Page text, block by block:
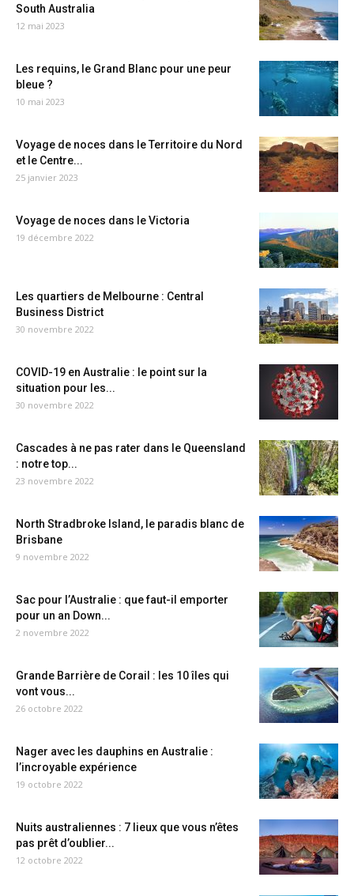
South Australia
12 mai 2023
Les requins, le Grand Blanc pour une peur
bleue ?
10 mai 2023
Voyage de noces dans le Territoire du Nord
et le Centre...
25 janvier 2023
Voyage de noces dans le Victoria
19 décembre 2022
Les quartiers de Melbourne : Central
Business District
30 novembre 2022
COVID-19 en Australie : le point sur la
situation pour les...
30 novembre 2022
Cascades à ne pas rater dans le Queensland
: notre top...
23 novembre 2022
North Stradbroke Island, le paradis blanc de
Brisbane
9 novembre 2022
Sac pour l’Australie : que faut-il emporter
pour un an Down...
2 novembre 2022
Grande Barrière de Corail : les 10 îles qui
vont vous...
26 octobre 2022
Nager avec les dauphins en Australie :
l’incroyable expérience
19 octobre 2022
Nuits australiennes : 7 lieux que vous n’êtes
pas prêt d’oublier...
12 octobre 2022